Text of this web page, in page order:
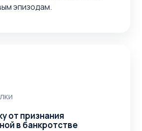
эпизодам.
от признания
в банкротстве